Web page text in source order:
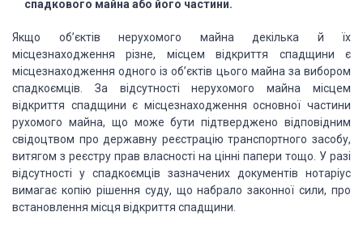
спадкового майна або його частини.
Якщо об’єктів нерухомого майна декілька й їх
місцезнаходження різне, місцем відкриття спадщини є
місцезнаходження одного із об’єктів цього майна за вибором
спадкоємців. За відсутності нерухомого майна місцем
відкриття спадщини є місцезна­ходження основної частини
рухомого майна, що може бути підтверджено відповідним
свідоцтвом про державну реєстрацію транспортного засобу,
витягом з реєстру прав власності на цінні папери тощо. У разі
відсутності у спад­коємців зазначених документів нотаріус
вимагає копію рішення суду, що набрало законної сили, про
встановлення місця відкриття спадщини.